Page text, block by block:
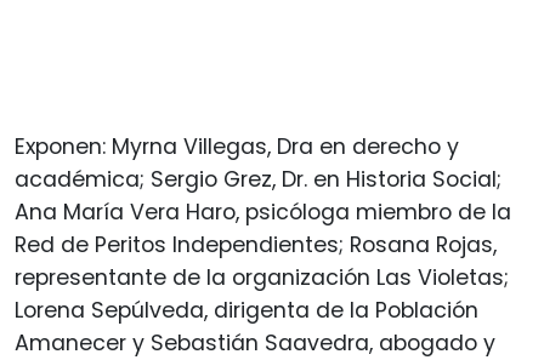
Exponen: Myrna Villegas, Dra en derecho y
académica; Sergio Grez, Dr. en Historia Social;
Ana María Vera Haro, psicóloga miembro de la
Red de Peritos Independientes; Rosana Rojas,
representante de la organización Las Violetas;
Lorena Sepúlveda, dirigenta de la Población
Amanecer y Sebastián Saavedra, abogado y